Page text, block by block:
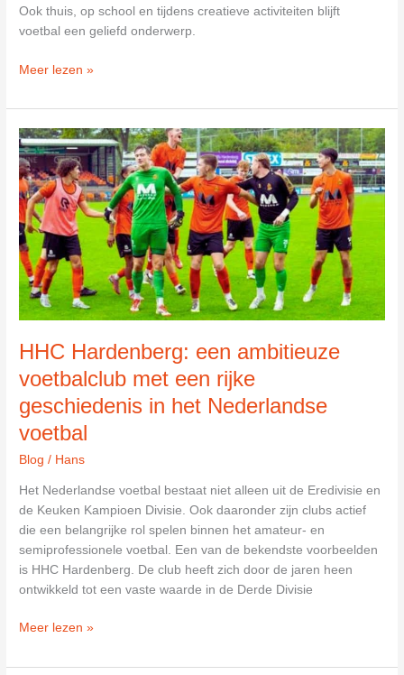
Ook thuis, op school en tijdens creatieve activiteiten blijft
voetbal een geliefd onderwerp.
Voetbal
de
leukste
manier
om
creativiteit
en
voetbal
te
combineren
Meer lezen »
HHC Hardenberg: een ambitieuze
voetbalclub met een rijke
geschiedenis in het Nederlandse
voetbal
Blog / Hans
Het Nederlandse voetbal bestaat niet alleen uit de Eredivisie en
de Keuken Kampioen Divisie. Ook daaronder zijn clubs actief
die een belangrijke rol spelen binnen het amateur- en
semiprofessionele voetbal. Een van de bekendste voorbeelden
is HHC Hardenberg. De club heeft zich door de jaren heen
ontwikkeld tot een vaste waarde in de Derde Divisie
HHC
een
Meer lezen »